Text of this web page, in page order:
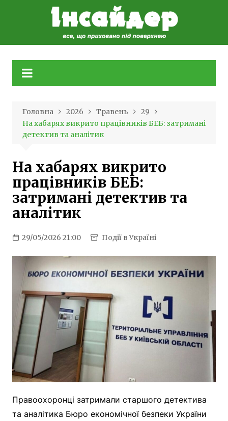
Головна 2026 Травень
29
На хабарях викрито працівників БЕБ: затримані
детектив та аналітик
На хабарях викрито
працівників БЕБ:
затримані детектив та
аналітик
29/05/2026 21:00 Події в Україні
Правоохоронці затримали старшого детектива
та аналітика Бюро економічної безпеки України